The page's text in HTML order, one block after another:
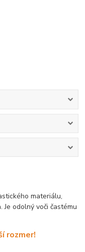
materiálu,
odolný voči častému
rozmer!